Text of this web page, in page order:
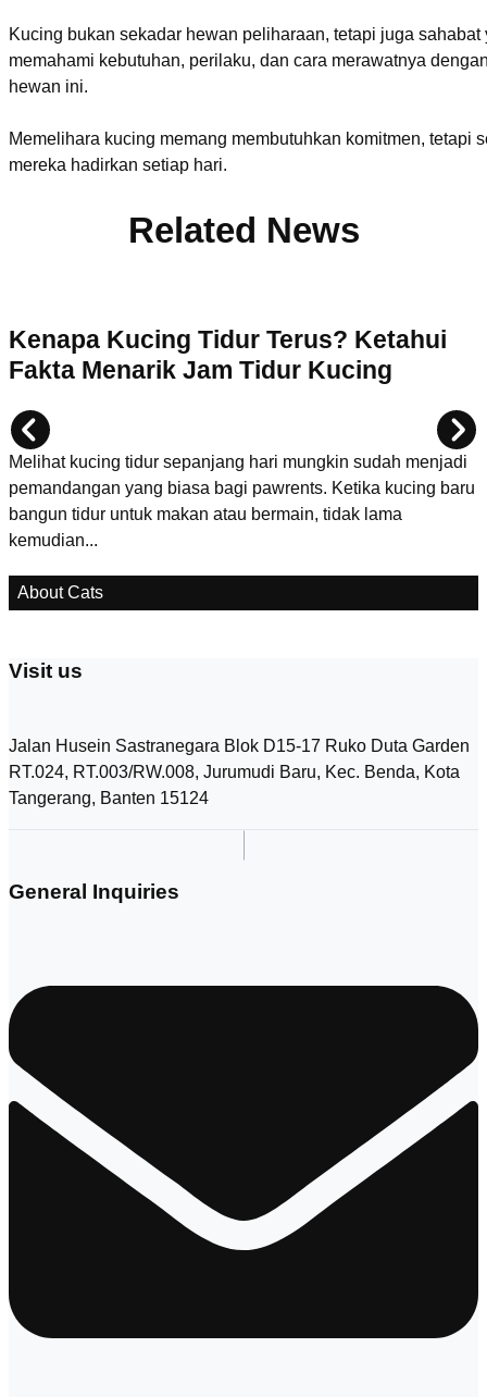
Kucing bukan sekadar hewan peliharaan, tetapi juga
memahami kebutuhan, perilaku, dan cara merawatnya
hewan ini.
Memelihara kucing memang membutuhkan komitmen,
mereka hadirkan setiap hari.
Related News
Kenapa Kucing Tidur Terus? Ketahui
Fakta Menarik Jam Tidur Kucing
Melihat kucing tidur sepanjang hari mungkin sudah menjadi
pemandangan yang biasa bagi pawrents. Ketika kucing baru
bangun tidur untuk makan atau bermain, tidak lama
kemudian...
About Cats
Visit us
Jalan Husein Sastranegara Blok D15-17 Ruko Duta Garden
RT.024, RT.003/RW.008, Jurumudi Baru, Kec. Benda, Kota
Tangerang, Banten 15124
General Inquiries